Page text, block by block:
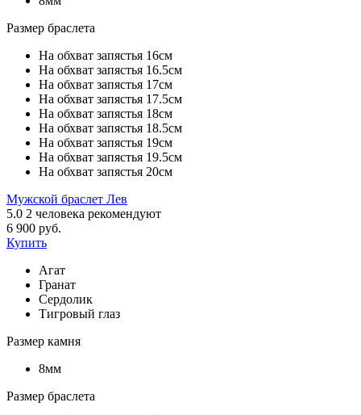
Размер браслета
На обхват запястья 16см
На обхват запястья 16.5см
На обхват запястья 17см
На обхват запястья 17.5см
На обхват запястья 18см
На обхват запястья 18.5см
На обхват запястья 19см
На обхват запястья 19.5см
На обхват запястья 20см
Мужской браслет Лев
5.0 2 человека рекомендуют
6 900 руб.
Купить
Агат
Гранат
Сердолик
Тигровый глаз
Размер камня
8мм
Размер браслета